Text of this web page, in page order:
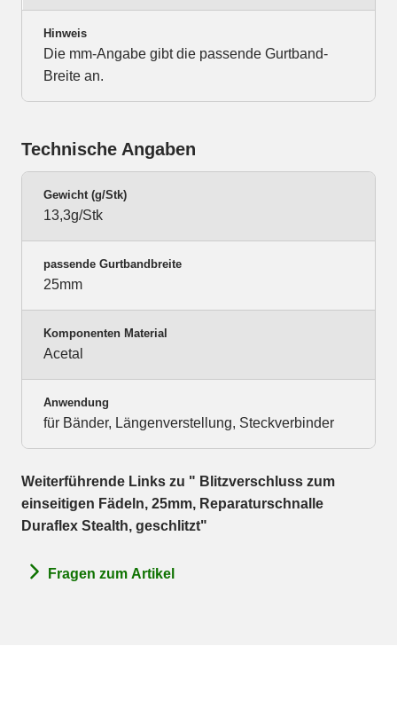
Hinweis
Die mm-Angabe gibt die passende Gurtband-
Breite an.
Technische Angaben
Gewicht (g/Stk)
13,3g/Stk
passende Gurtbandbreite
25mm
Komponenten Material
Acetal
Anwendung
für Bänder, Längenverstellung, Steckverbinder
Weiterführende Links zu " Blitzverschluss zum
einseitigen Fädeln, 25mm, Reparaturschnalle
Duraflex Stealth, geschlitzt"
Fragen zum Artikel